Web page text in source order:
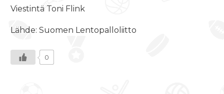
Viestintä Toni Flink
Lähde: Suomen Lentopalloliitto
0